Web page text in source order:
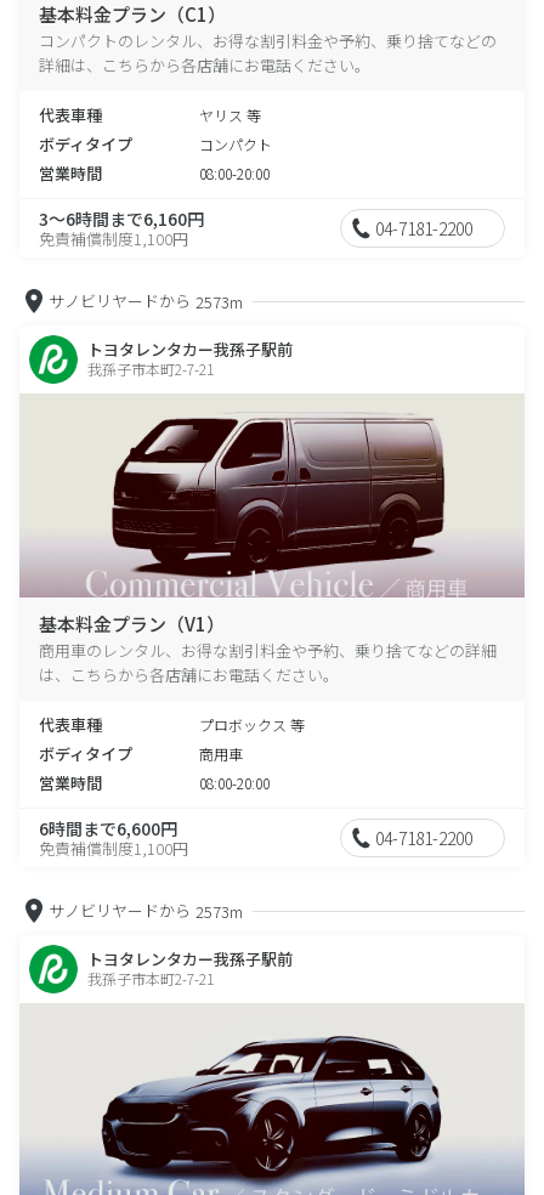
基本料金プラン（C1）
コンパクトのレンタル、お得な割引料金や予約、乗り捨てなどの
詳細は、こちらから各店舗にお電話ください。
代表車種 ヤリス 等
ボディタイプ コンパクト
営業時間 08:00-20:00
3～6時間まで6,160円
免責補償制度1,100円 04-7181-2200
サノビリヤードから 2573m
トヨタレンタカー我孫子駅前
我孫子市本町2-7-21
基本料金プラン（V1）
商用車のレンタル、お得な割引料金や予約、乗り捨てなどの詳細
は、こちらから各店舗にお電話ください。
代表車種 プロボックス 等
ボディタイプ 商用車
営業時間 08:00-20:00
6時間まで6,600円
免責補償制度1,100円 04-7181-2200
サノビリヤードから 2573m
トヨタレンタカー我孫子駅前
我孫子市本町2-7-21